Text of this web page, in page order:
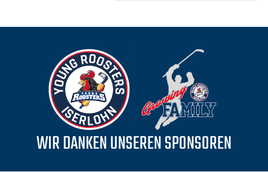
WIR DANKEN UNSEREN SPONSOREN